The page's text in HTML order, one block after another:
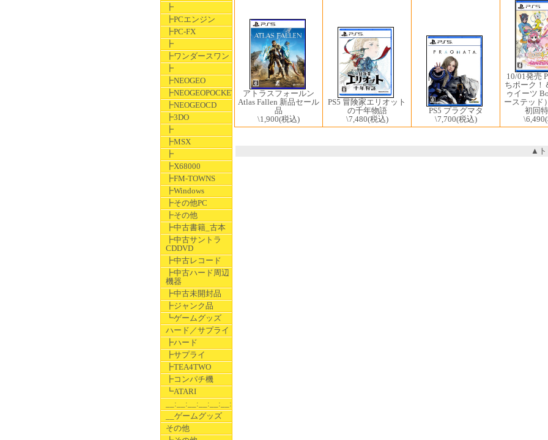
┣
┣PCエンジン
┣PC-FX
┣
┣ワンダースワン
┣
┣NEOGEO
┣NEOGEOPOCKET
┣NEOGEOCD
┣3DO
┣
┣MSX
┣
┣X68000
┣FM-TOWNS
┣Windows
┣その他PC
┣その他
┣中古書籍_古本
┣中古サントラ
CDDVD
┣中古レコード
┣中古ハード周辺
機器
┣中古未開封品
┣ジャンク品
┗ゲームグッズ
ハード／サプライ
┣ハード
┣サプライ
┣TEA4TWO
┣コンパチ機
┗ATARI
__:__:__:__:__:__:__
__ゲームグッズ
その他
アトラスフォールン
Atlas Fallen 新品セール
品
\1,900(税込)
PS5 冒険家エリオット
の千年物語
\7,480(税込)
PS5 プラグマタ
\7,700(税込)
10/01発売
ちポーク！
ゥイーツ
ーステッド
初回
\6,490
▲ト